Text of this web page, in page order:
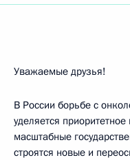
Уважаемые друзья!
В России борьбе с
уделяется
масштабные
строятся новые и